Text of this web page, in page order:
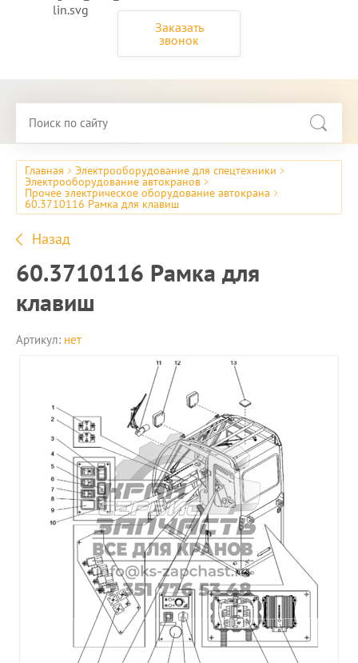
Заказать
звонок
Главная Электрооборудование для спецтехники
Электрооборудование автокранов
Прочее электрическое оборудование автокрана
60.3710116 Рамка для клавиш
Назад
60.3710116 Рамка для
клавиш
Артикул: нет